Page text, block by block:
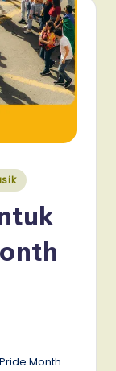
Month